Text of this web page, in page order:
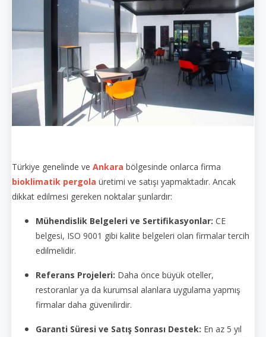
Türkiye genelinde ve Ankara bölgesinde onlarca firma
bioklimatik pergola üretimi ve satışı yapmaktadır. Ancak
dikkat edilmesi gereken noktalar şunlardır:
Mühendislik Belgeleri ve Sertifikasyonlar: CE
belgesi, ISO 9001 gibi kalite belgeleri olan firmalar tercih
edilmelidir.
Referans Projeleri: Daha önce büyük oteller,
restoranlar ya da kurumsal alanlara uygulama yapmış
firmalar daha güvenilirdir.
Garanti Süresi ve Satış Sonrası Destek: En az 5 yıl